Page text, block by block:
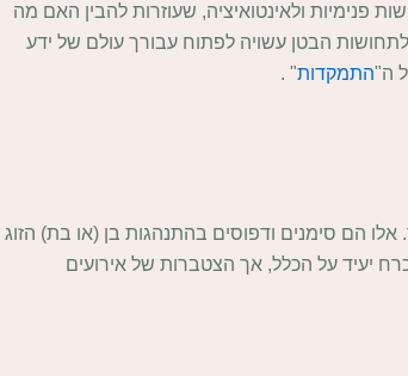
פנימיות ולאינטואיציה, שעוזרות להבין האם מה
הבטן עשויה לפתוח עבורך עולם של ידע
ה"התמקדות" .
הם סימנים ודפוסים בהתנהגות בן (או בת) הזוג
יעיד על הכלל, אך הצטברות של אירועים